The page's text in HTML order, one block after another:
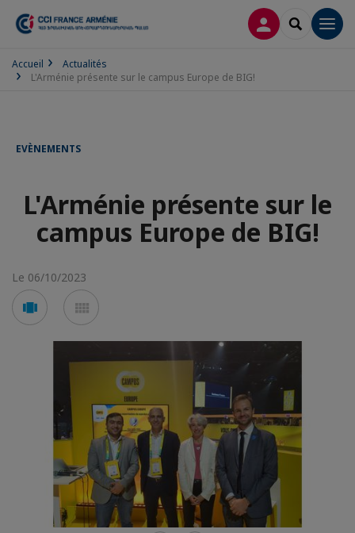
CONNEXION
Accueil
Actualités
L'Arménie présente sur le campus Europe de BIG!
EVÈNEMENTS
L'Arménie présente sur le
campus Europe de BIG!
Le 06/10/2023
Voir
en
en